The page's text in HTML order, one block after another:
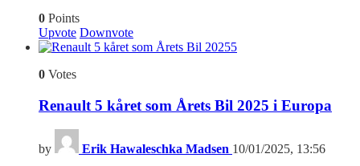
0 Points
Upvote Downvote
5
0 Votes
Renault 5 kåret som Årets Bil 2025 i Europa
by Erik Hawaleschka Madsen 10/01/2025, 13:56